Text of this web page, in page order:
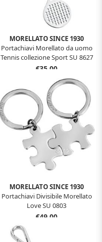
MORELLATO SINCE 1930
Portachiavi Morellato da uomo
Tennis collezione Sport SU 8627
€35,00
MORELLATO SINCE 1930
Portachiavi Divisibile Morellato
Love SU 0803
€49,00